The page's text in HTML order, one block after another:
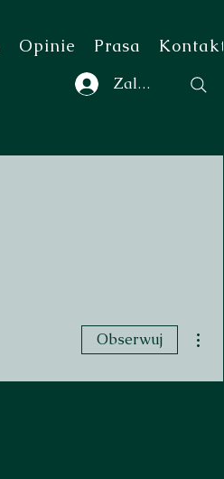
Opinie Prasa Kontakt
Zaloguj się
Obserwuj